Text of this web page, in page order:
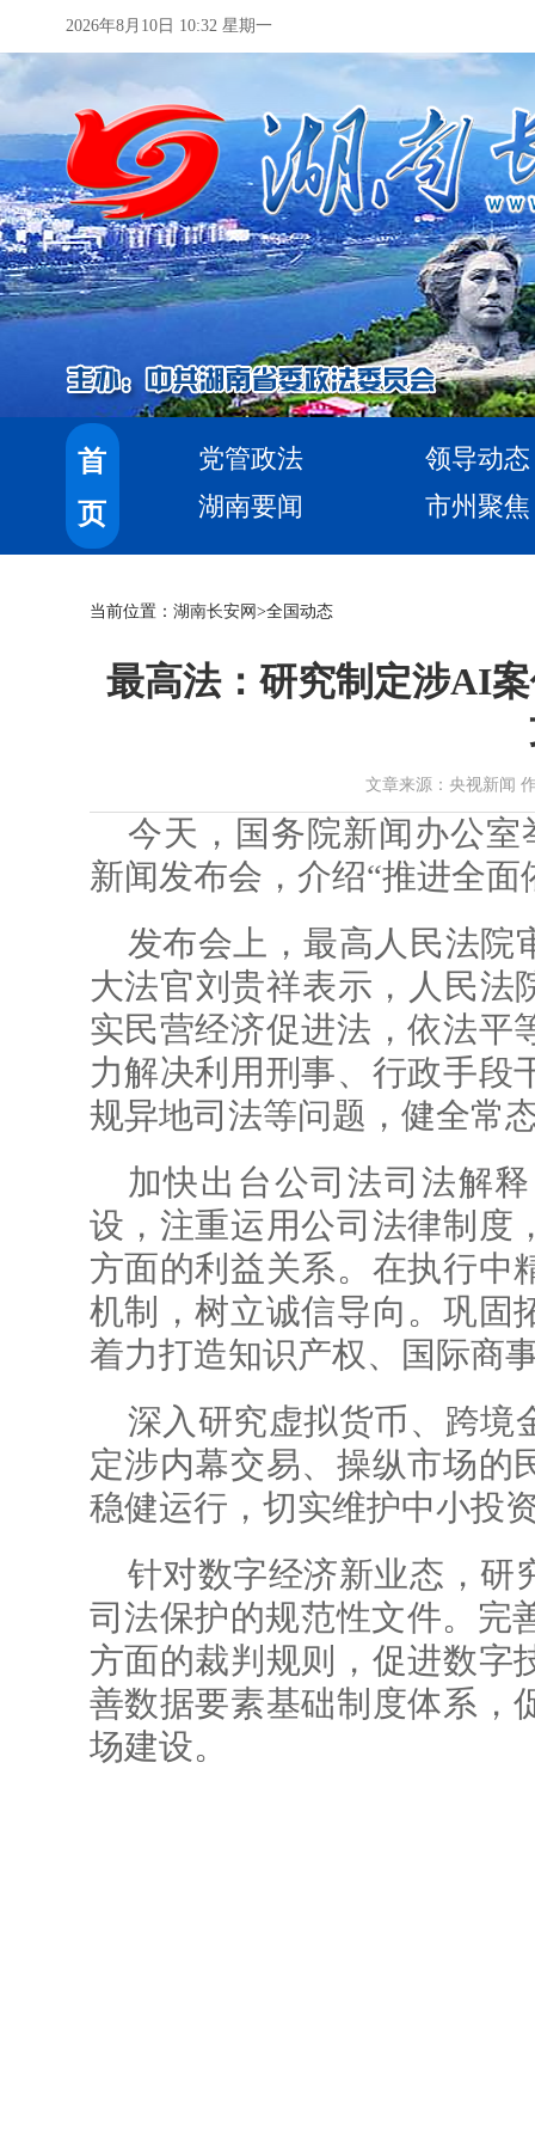
2026年8月10日 10:32 星期一
首
页
党管政法
领导动态
湖南要闻
市州聚焦
当前位置： 湖南长安网 >全国动态
最高法：研究制定涉AI
文章来源：央视新闻
今天，国务院新闻办公室
新闻发布会，介绍“推进全
发布会上，最高人民法院
大法官刘贵祥表示，人民法
实民营经济促进法，依法平
力解决利用刑事、行政手段
规异地司法等问题，健全常
加快出台公司法司法解
设，注重运用公司法律制度
方面的利益关系。在执行中
机制，树立诚信导向。巩固
着力打造知识产权、国际商
深入研究虚拟货币、跨境
定涉内幕交易、操纵市场的
稳健运行，切实维护中小投
针对数字经济新业态，研
司法保护的规范性文件。完
方面的裁判规则，促进数字
善数据要素基础制度体系，
场建设。